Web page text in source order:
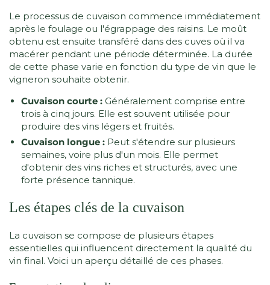
Le processus de cuvaison commence immédiatement
après le foulage ou l'égrappage des raisins. Le moût
obtenu est ensuite transféré dans des cuves où il va
macérer pendant une période déterminée. La durée
de cette phase varie en fonction du type de vin que le
vigneron souhaite obtenir.
Cuvaison courte : Généralement comprise entre
trois à cinq jours. Elle est souvent utilisée pour
produire des vins légers et fruités.
Cuvaison longue : Peut s'étendre sur plusieurs
semaines, voire plus d'un mois. Elle permet
d'obtenir des vins riches et structurés, avec une
forte présence tannique.
Les étapes clés de la cuvaison
La cuvaison se compose de plusieurs étapes
essentielles qui influencent directement la qualité du
vin final. Voici un aperçu détaillé de ces phases.